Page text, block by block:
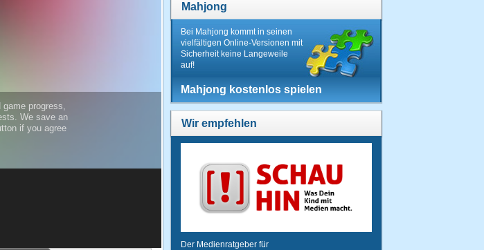
Mahjong
Bei Mahjong kommt in seinen
vielfältigen Online-Versionen mit
Sicherheit keine Langeweile
auf!
Mahjong kostenlos spielen
Wir empfehlen
Der Medienratgeber für